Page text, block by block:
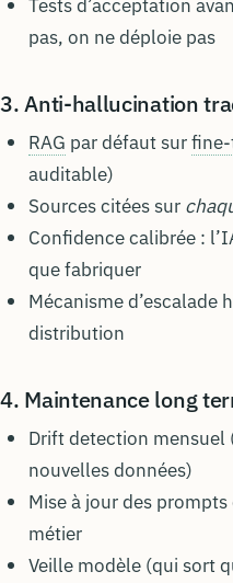
pas, on ne déploie pas
3. Anti-hallucination
RAG par défaut sur
auditable)
Sources citées sur
Confidence calibrée :
que fabriquer
Mécanisme d’escalade
distribution
4. Maintenance long
Drift detection mensuel
nouvelles données)
Mise à jour des
métier
Veille modèle (qui sort